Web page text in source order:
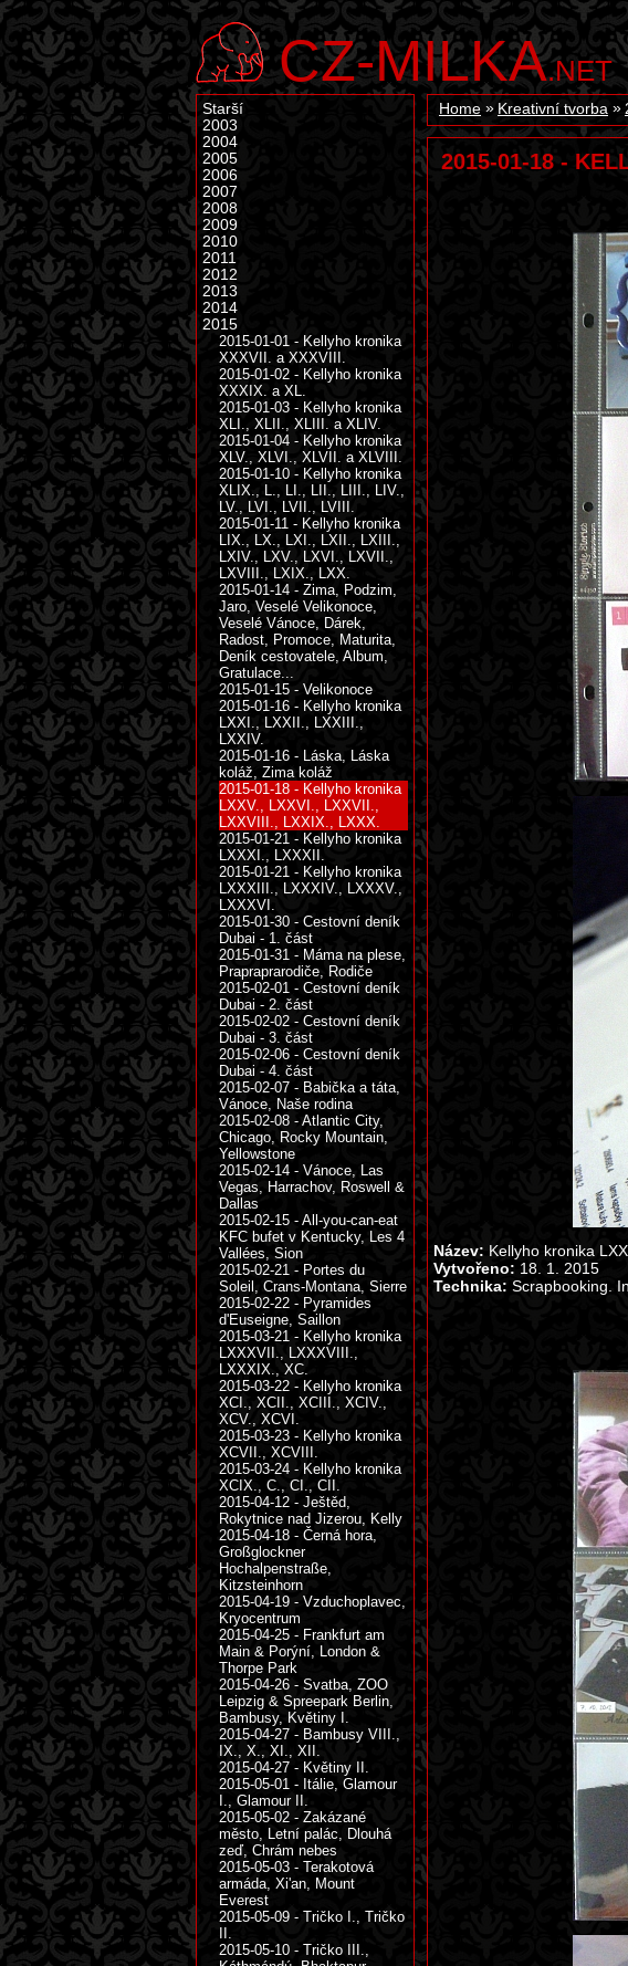
CZ-MILKA.NET
Home Kreativní tvorba
2015-01-18 -
Název: Kellyho kronika
Vytvořeno: 18. 1. 2015
Technika: Scrapbooking.
Starší
2003
2004
2005
2006
2007
2008
2009
2010
2011
2012
2013
2014
2015
2015-01-01 - Kellyho kronika
XXXVII. a XXXVIII.
2015-01-02 - Kellyho kronika
XXXIX. a XL.
2015-01-03 - Kellyho kronika
XLI., XLII., XLIII. a XLIV.
2015-01-04 - Kellyho kronika
XLV., XLVI., XLVII. a XLVIII.
2015-01-10 - Kellyho kronika
XLIX., L., LI., LII., LIII., LIV.,
LV., LVI., LVII., LVIII.
2015-01-11 - Kellyho kronika
LIX., LX., LXI., LXII., LXIII.,
LXIV., LXV., LXVI., LXVII.,
LXVIII., LXIX., LXX.
2015-01-14 - Zima, Podzim,
Jaro, Veselé Velikonoce,
Veselé Vánoce, Dárek,
Radost, Promoce, Maturita,
Deník cestovatele, Album,
Gratulace...
2015-01-15 - Velikonoce
2015-01-16 - Kellyho kronika
LXXI., LXXII., LXXIII.,
LXXIV.
2015-01-16 - Láska, Láska
koláž, Zima koláž
2015-01-18 - Kellyho kronika
LXXV., LXXVI., LXXVII.,
LXXVIII., LXXIX., LXXX.
2015-01-21 - Kellyho kronika
LXXXI., LXXXII.
2015-01-21 - Kellyho kronika
LXXXIII., LXXXIV., LXXXV.,
LXXXVI.
2015-01-30 - Cestovní deník
Dubai - 1. část
2015-01-31 - Máma na plese,
Prapraprarodiče, Rodiče
2015-02-01 - Cestovní deník
Dubai - 2. část
2015-02-02 - Cestovní deník
Dubai - 3. část
2015-02-06 - Cestovní deník
Dubai - 4. část
2015-02-07 - Babička a táta,
Vánoce, Naše rodina
2015-02-08 - Atlantic City,
Chicago, Rocky Mountain,
Yellowstone
2015-02-14 - Vánoce, Las
Vegas, Harrachov, Roswell &
Dallas
2015-02-15 - All-you-can-eat
KFC bufet v Kentucky, Les 4
Vallées, Sion
2015-02-21 - Portes du
Soleil, Crans-Montana, Sierre
2015-02-22 - Pyramides
d'Euseigne, Saillon
2015-03-21 - Kellyho kronika
LXXXVII., LXXXVIII.,
LXXXIX., XC.
2015-03-22 - Kellyho kronika
XCI., XCII., XCIII., XCIV.,
XCV., XCVI.
2015-03-23 - Kellyho kronika
XCVII., XCVIII.
2015-03-24 - Kellyho kronika
XCIX., C., CI., CII.
2015-04-12 - Ještěd,
Rokytnice nad Jizerou, Kelly
2015-04-18 - Černá hora,
Großglockner
Hochalpenstraße,
Kitzsteinhorn
2015-04-19 - Vzduchoplavec,
Kryocentrum
2015-04-25 - Frankfurt am
Main & Porýní, London &
Thorpe Park
2015-04-26 - Svatba, ZOO
Leipzig & Spreepark Berlin,
Bambusy, Květiny I.
2015-04-27 - Bambusy VIII.,
IX., X., XI., XII.
2015-04-27 - Květiny II.
2015-05-01 - Itálie, Glamour
I., Glamour II.
2015-05-02 - Zakázané
město, Letní palác, Dlouhá
zeď, Chrám nebes
2015-05-03 - Terakotová
armáda, Xi'an, Mount
Everest
2015-05-09 - Tričko I., Tričko
II.
2015-05-10 - Tričko III.,